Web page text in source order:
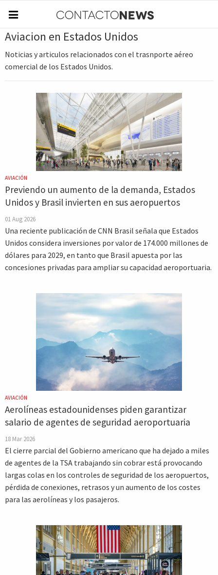
Aviacion en Estados Unidos
Noticias y articulos relacionados con el trasnporte aéreo
comercial de los Estados Unidos.
AVIACIÓN
Previendo un aumento de la demanda, Estados
Unidos y Brasil invierten en sus aeropuertos
01 Aug 2026
Una reciente publicación de CNN Brasil señala que Estados
Unidos considera inversiones por valor de 174.000 millones de
dólares para 2029, en tanto que Brasil apuesta por las
concesiones privadas para ampliar su capacidad aeroportuaria.
AVIACIÓN
Aerolíneas estadounidenses piden garantizar
salario de agentes de seguridad aeroportuaria
18 Mar 2026
El cierre parcial del Gobierno americano que ha dejado a miles
de agentes de la TSA trabajando sin cobrar está provocando
largas colas en los controles de seguridad de los aeropuertos,
pérdida de conexiones, retrasos y un aumento de los costes
para las aerolíneas y los pasajeros.